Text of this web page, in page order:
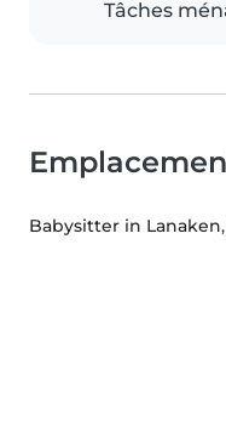
Tâches
Babysitter in Lanaken